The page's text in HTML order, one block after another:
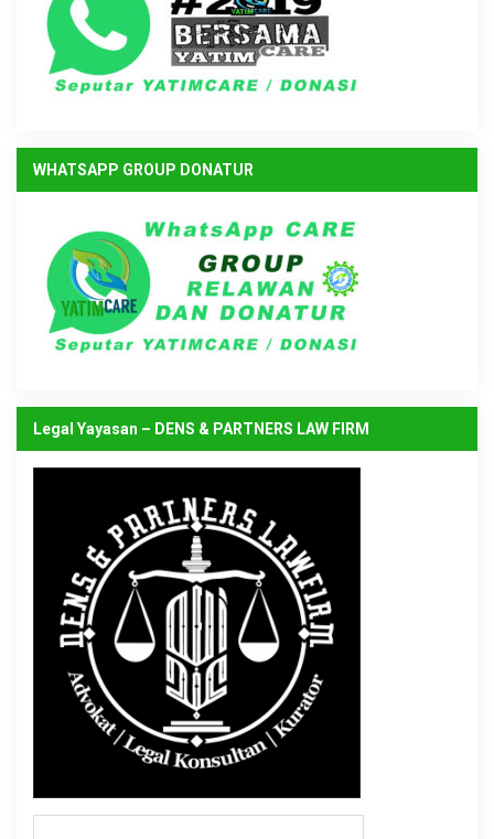
WHATSAPP GROUP DONATUR
Legal Yayasan – DENS & PARTNERS LAW FIRM